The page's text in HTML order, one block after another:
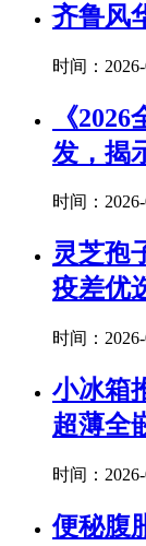
齐鲁风
时间：
《
发，揭
时间：
灵芝孢
疫差优
时间：2026-
小冰箱
超薄全
时间：
便秘腹